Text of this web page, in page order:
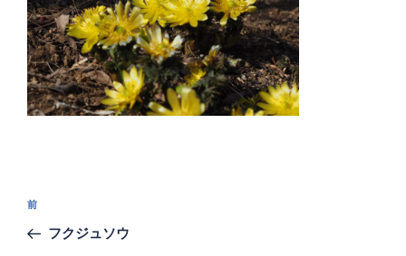
投
ナ
過
去
前
フクジュソウ